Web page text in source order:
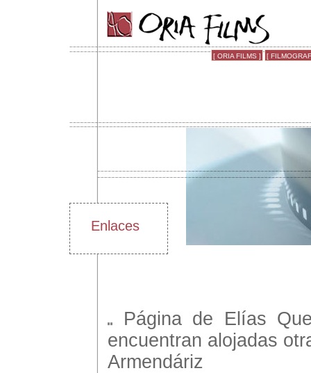
[
[ ORIA FILMS ]
Enlaces
Página de Elías
encuentran alojadas
Armendáriz